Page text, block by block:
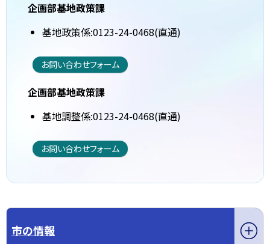
企画部基地政策課
基地政策係:0123-24-0468(直通)
お問い合わせフォーム
企画部基地政策課
基地調整係:0123-24-0468(直通)
お問い合わせフォーム
市の情報